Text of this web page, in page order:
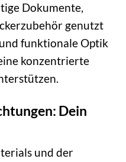
Dokumente,
genutzt
funktionale Optik
konzentrierte
Dein
und der